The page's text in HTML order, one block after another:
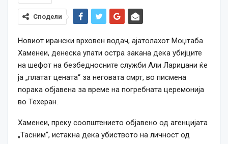
Сподели
Новиот ирански врховен водач, ајатолахот Моџтаба
Хаменеи, денеска упати остра закана дека убијците
на шефот на безбедносните служби Али Лариџани ќе
ја „платат цената“ за неговата смрт, во писмена
порака објавена за време на погребната церемонија
во Техеран.
Хаменеи, преку соопштението објавено од агенцијата
„Тасним“, истакна дека убиството на личност од